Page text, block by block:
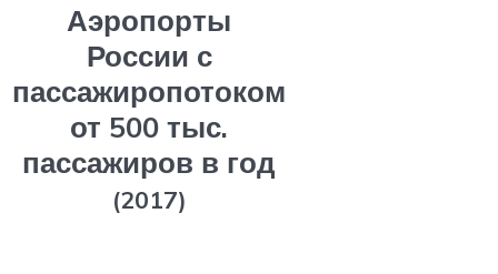
Аэропорты
России с
пассажиропотоком
от 500 тыс.
пассажиров в год
(2017)